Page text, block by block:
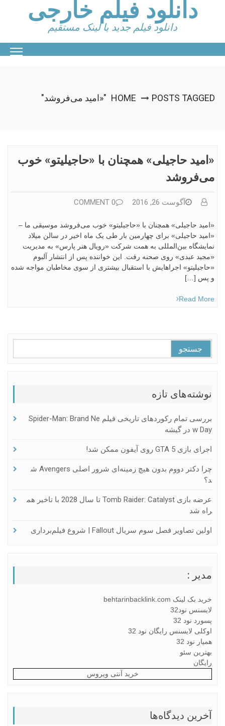
دانلود فیلم خارجی
دانلود فیلم جدید با لینک مستقیم
HOME POSTS TAGGED "«امید می‌فروشد"
«امید حاجیلی» همچنان با «حاجیلیتو» خوب
می‌فروشد
آگوست 26, 2016 0 COMMENT
«امید حاجیلی» همچنان با «حاجیلیتو» خوب می‌فروشد موسیقی ما –
«امید حاجیلی» برای چهارمین بار طی یک ماه اخیر در سالن میلاد
نمایشگاه بین‌المللی به همت شرکت «رویال هنر پارس» به مدیریت
«مجید عبدی» روی صحنه رفت. این خواننده پس از انتشار آلبوم
«حاجیلیتو» اجراهایش با استقبال بیشتری از سوی مخاطبان مواجه شده
و پس […]
Read More
برای:
نوشته‌های تازه
بررسی تمام رکوردهای تاریخی فیلم Spider-Man: Brand Ne
W Day در گیشه
اجرای بازی GTA 5 روی آیفون ممکن شد!
چرا دکتر دووم بدون هیچ زمینه‌ای شرور اصلی Avengers ش
د؟
عرضه بازی Tomb Raider: Catalyst تا سال 2028 با تاخیر هم
راه شد
اولین تصاویر فصل سوم سریال Fallout | شروع فیلم‌برداری
مدیر :
خرید بک لینک behtarinbacklink.com
لایسنس نود32
پسورد نود 32
اوکلی لایسنس رایگان نود 32
همیار نود 32
بهترین سئو
رایگان
خرید آنتی ویروس
آخرین دیدگاه‌ها